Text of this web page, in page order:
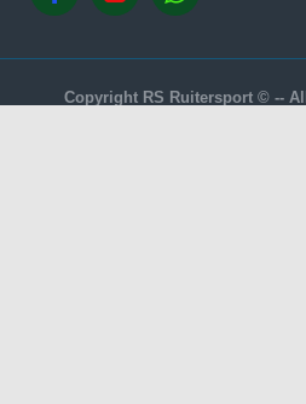
Copyright RS Ruitersport © --